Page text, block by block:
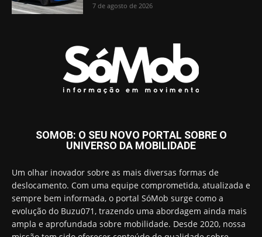
7 de agosto de 2026
SOMOB: O SEU NOVO PORTAL SOBRE O
UNIVERSO DA MOBILIDADE
Um olhar inovador sobre as mais diversas formas de
deslocamento. Com uma equipe comprometida, atualizada e
sempre bem informada, o portal SóMob surge como a
evolução do Buzu071, trazendo uma abordagem ainda mais
ampla e aprofundada sobre mobilidade. Desde 2020, nossa